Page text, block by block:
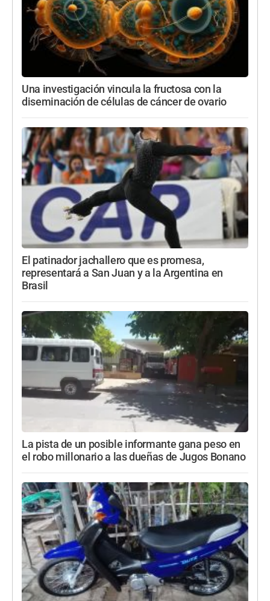
Una investigación vincula la fructosa con la
diseminación de células de cáncer de ovario
El patinador jachallero que es promesa,
representará a San Juan y a la Argentina en
Brasil
La pista de un posible informante gana peso en
el robo millonario a las dueñas de Jugos Bonano